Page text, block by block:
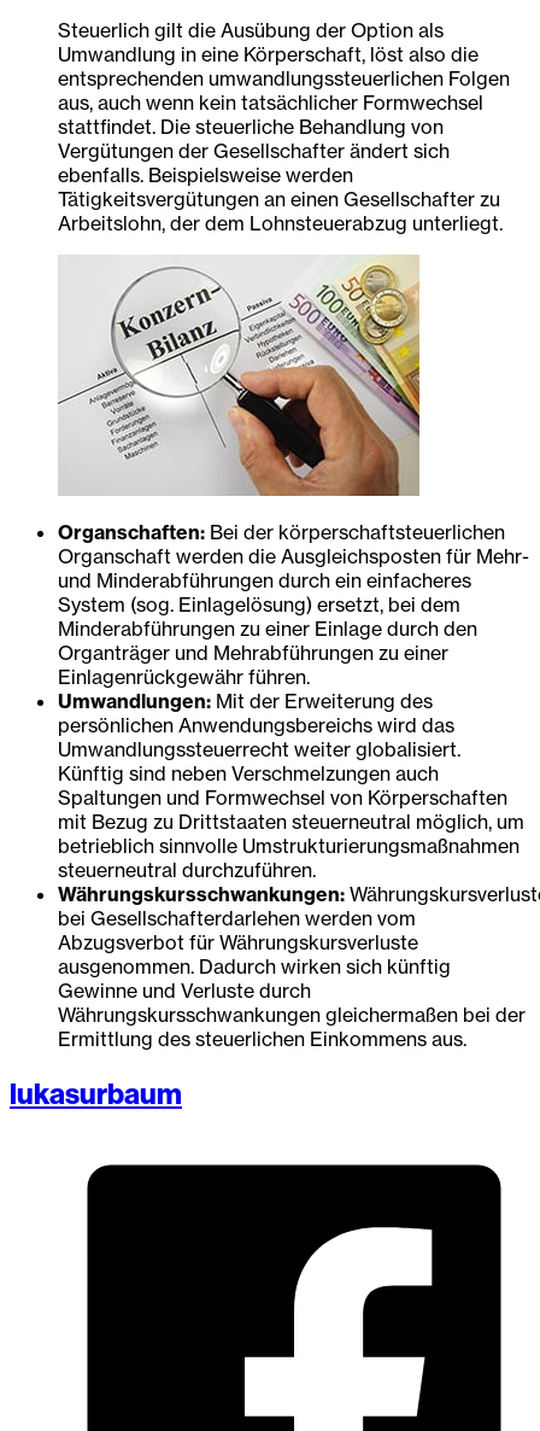
Steuerlich gilt die Ausübung der Option als
Umwandlung in eine Körperschaft, löst also die
entsprechenden umwandlungssteuerlichen Folgen
aus, auch wenn kein tatsächlicher Formwechsel
stattfindet. Die steuerliche Behandlung von
Vergütungen der Gesellschafter ändert sich
ebenfalls. Beispielsweise werden
Tätigkeitsvergütungen an einen Gesellschafter zu
Arbeitslohn, der dem Lohnsteuerabzug unterliegt.
Organschaften: Bei der körperschaftsteuerlichen
Organschaft werden die Ausgleichsposten für Mehr-
und Minderabführungen durch ein einfacheres
System (sog. Einlagelösung) ersetzt, bei dem
Minderabführungen zu einer Einlage durch den
Organträger und Mehrabführungen zu einer
Einlagenrückgewähr führen.
Umwandlungen: Mit der Erweiterung des
persönlichen Anwendungsbereichs wird das
Umwandlungssteuerrecht weiter globalisiert.
Künftig sind neben Verschmelzungen auch
Spaltungen und Formwechsel von Körperschaften
mit Bezug zu Drittstaaten steuerneutral möglich, um
betrieblich sinnvolle Umstrukturierungsmaßnahmen
steuerneutral durchzuführen.
Währungskursschwankungen:
bei Gesellschafterdarlehen werden vom
Abzugsverbot für Währungskursverluste
ausgenommen. Dadurch wirken sich künftig
Gewinne und Verluste durch
Währungskursschwankungen gleichermaßen bei der
Ermittlung des steuerlichen Einkommens aus.
lukasurbaum